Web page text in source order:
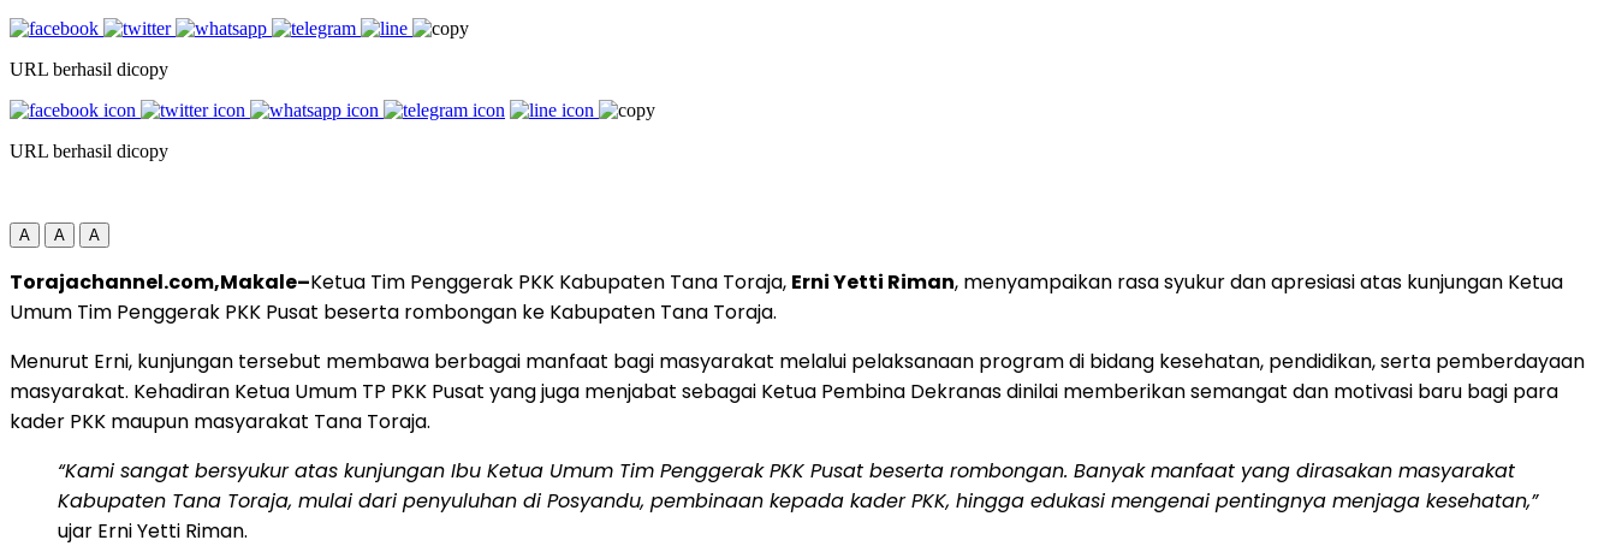
URL berhasil dicopy
URL berhasil dicopy
A A A
Torajachannel.com,Makale–Ketua Tim Penggerak PKK Kabupaten Tana Toraja, Erni Yetti Riman, menyampaikan rasa syukur dan apresiasi atas kunjungan Ketua
Umum Tim Penggerak PKK Pusat beserta rombongan ke Kabupaten Tana Toraja.
Menurut Erni, kunjungan tersebut membawa berbagai manfaat bagi masyarakat melalui pelaksanaan program di bidang kesehatan, pendidikan, serta pemberdayaan
masyarakat. Kehadiran Ketua Umum TP PKK Pusat yang juga menjabat sebagai Ketua Pembina Dekranas dinilai memberikan semangat dan motivasi baru bagi para
kader PKK maupun masyarakat Tana Toraja.
“Kami sangat bersyukur atas kunjungan Ibu Ketua Umum Tim Penggerak PKK Pusat beserta rombongan. Banyak manfaat yang dirasakan masyarakat
Kabupaten Tana Toraja, mulai dari penyuluhan di Posyandu, pembinaan kepada kader PKK, hingga edukasi mengenai pentingnya menjaga kesehatan,”
ujar Erni Yetti Riman.